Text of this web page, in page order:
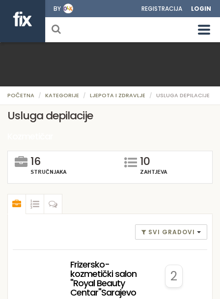
BY REGISTRACIJA LOGIN
POČETNA KATEGORIJE LJEPOTA I ZDRAVLJE USLUGA DEPILACIJE
Usluga depilacije
16
STRUČNJAKA
10
ZAHTJEVA
SVI GRADOVI
Frizersko-
kozmetički salon
"Royal Beauty
Centar"Sarajevo
2